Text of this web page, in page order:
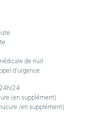
de nuit
d'urgence
24
(en supplément)
(en supplément)